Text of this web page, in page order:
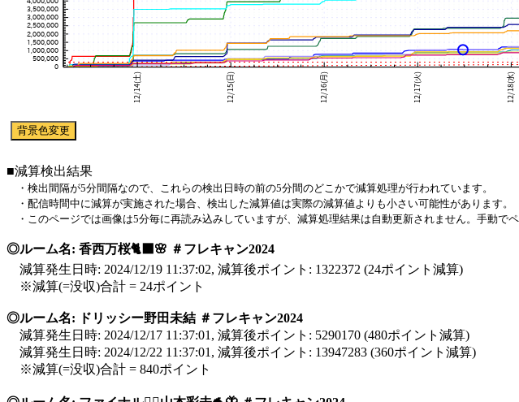
■減算検出結果
・検出間隔が5分間隔なので、これらの検出日時の前の5分間のどこかで減算処理が行われています。
・配信時間中に減算が実施された場合、検出した減算値は実際の減算値よりも小さい可能性があります。
・このページでは画像は5分毎に再読み込みしていますが、減算処理結果は自動更新されません。手動で
◎ルーム名: 香西万桜🐈‍⬛🌸 ＃フレキャン2024
減算発生日時: 2024/12/19 11:37:02, 減算後ポイント: 1322372 (24ポイント減算)
※減算(=没収)合計 = 24ポイント
◎ルーム名: ドリッシー野田未結 ＃フレキャン2024
減算発生日時: 2024/12/17 11:37:01, 減算後ポイント: 5290170 (480ポイント減算)
減算発生日時: 2024/12/22 11:37:01, 減算後ポイント: 13947283 (360ポイント減算)
※減算(=没収)合計 = 840ポイント